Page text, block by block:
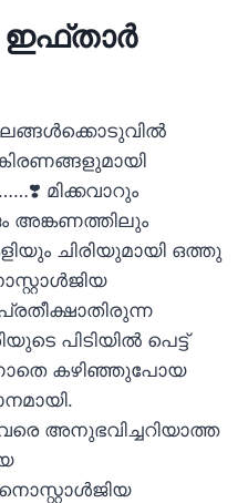
ഇഫ്താർ
മിക്കവാറും
അങ്കണത്തിലും
ചിരിയുമായി ഒത്തു
പിടിയിൽ പെട്ട്
കഴിഞ്ഞുപോയ
അനുഭവിച്ചറിയാത്ത